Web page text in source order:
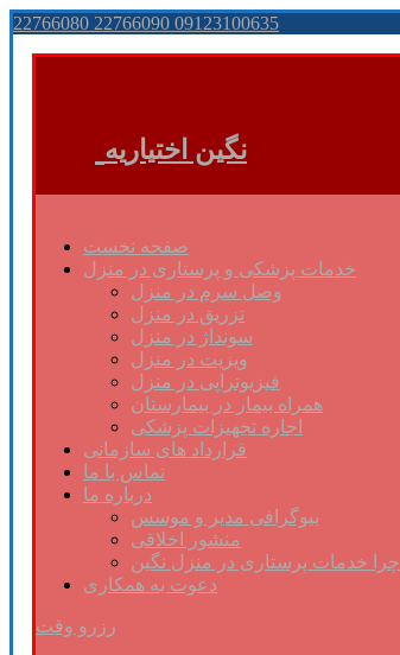
22766080 22766090 09123100635
نگین اختیاریه
صفحه نخست
خدمات پزشکی و پرستاری در منزل
وصل سرم در منزل
تزریق در منزل
سونداژ در منزل
ویزیت در منزل
فیزیوتراپی در منزل
همراه بیمار در بیمارستان
اجاره تجهیزات پزشکی
قرارداد های سازمانی
تماس با ما
درباره ما
بیوگرافی مدیر و موسس
منشور اخلاقی
چرا خدمات پرستاری در منزل نگین
دعوت به همکاری
رزرو وقت